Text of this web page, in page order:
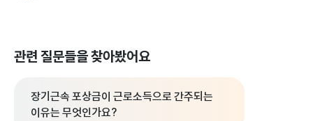
관련 질문들을 찾아봤어요
장기근속 포상금이 근로소득으로 간주되는
이유는 무엇인가요?